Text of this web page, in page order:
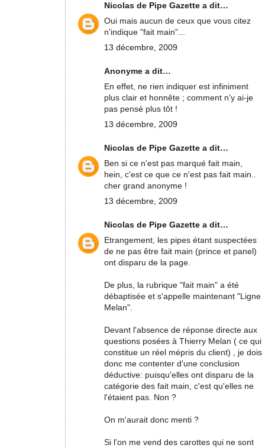
Nicolas de Pipe Gazette a dit…
Oui mais aucun de ceux que vous citez
n'indique "fait main"...
13 décembre, 2009
Anonyme a dit…
En effet, ne rien indiquer est infiniment
plus clair et honnête ; comment n'y ai-je
pas pensé plus tôt !
13 décembre, 2009
Nicolas de Pipe Gazette a dit…
Ben si ce n'est pas marqué fait main,
hein, c'est ce que ce n'est pas fait main..
cher grand anonyme !
13 décembre, 2009
Nicolas de Pipe Gazette a dit…
Etrangement, les pipes étant suspectées
de ne pas être fait main (prince et panel)
ont disparu de la page.
De plus, la rubrique "fait main" a été
débaptisée et s'appelle maintenant "Ligne
Melan".
Devant l'absence de réponse directe aux
questions posées à Thierry Melan ( ce qui
constitue un réel mépris du client) , je dois
donc me contenter d'une conclusion
déductive: puisqu'elles ont disparu de la
catégorie des fait main, c'est qu'elles ne
l'étaient pas. Non ?
On m'aurait donc menti ?
Si l'on me vend des carottes qui ne sont